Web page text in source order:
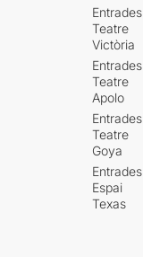
Entrades
Teatre
Victòria
Entrades
Teatre
Apolo
Entrades
Teatre
Goya
Entrades
Espai
Texas